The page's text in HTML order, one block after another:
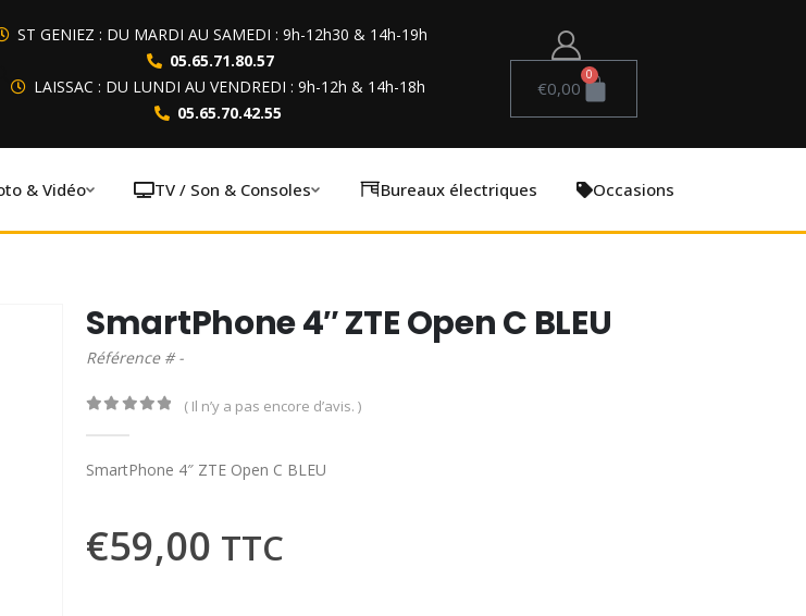
ST GENIEZ : DU MARDI AU SAMEDI : 9h-12h30 & 14h-19h
05.65.71.80.57
LAISSAC : DU LUNDI AU VENDREDI : 9h-12h & 14h-18h
05.65.70.42.55
€0,00
0
& Vidéo TV / Son & Consoles Bureaux électriques Occasions
SmartPhone 4″ ZTE Open C BLEU
Référence # -
( Il n’y a pas encore d’avis. )
SmartPhone 4″ ZTE Open C BLEU
€59,00 TTC